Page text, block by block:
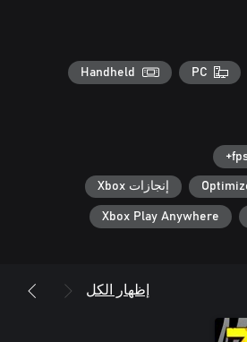
PC
Handheld
إنجازات Xbox
Xbox Play Anywhere
إظهار الكل